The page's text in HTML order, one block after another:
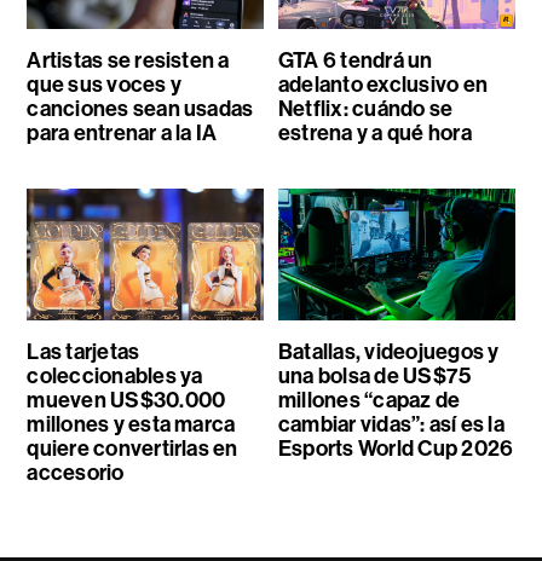
Artistas se resisten a
que sus voces y
canciones sean usadas
para entrenar a la IA
GTA 6 tendrá un
adelanto exclusivo en
Netflix: cuándo se
estrena y a qué hora
Las tarjetas
coleccionables ya
mueven US$30.000
millones y esta marca
quiere convertirlas en
accesorio
Batallas, videojuegos y
una bolsa de US$75
millones “capaz de
cambiar vidas”: así es la
Esports World Cup 2026